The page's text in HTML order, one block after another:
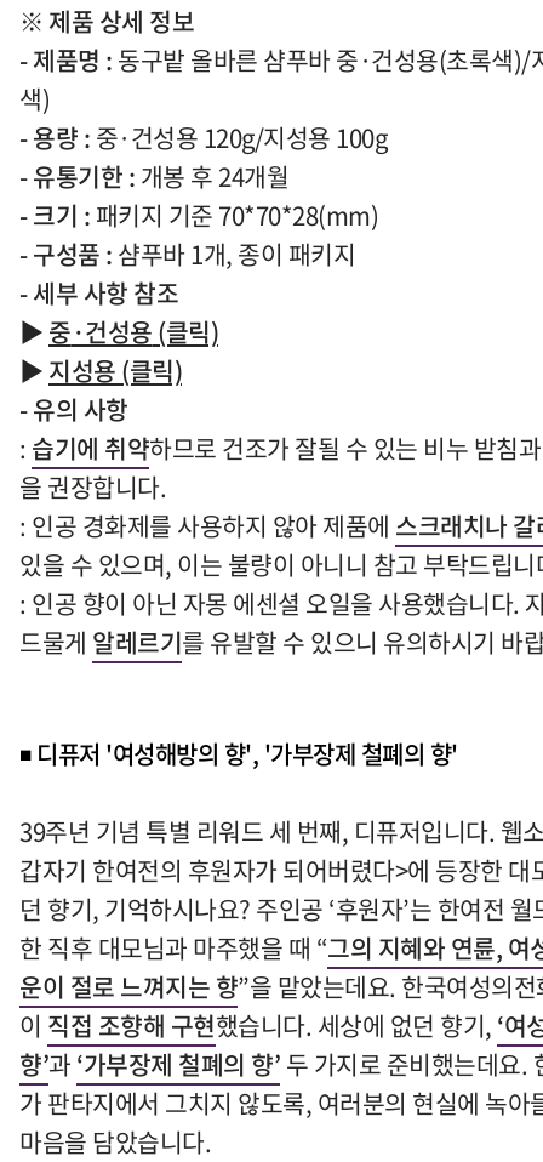
※ 제품 상세 정보
-제품명 :동구밭 올바른 샴푸바 중·건성용(초록색)/
색)
-용량:중·건성용120g/지성용100g
-유통기한:개봉 후24개월
-크기 :패키지 기준70*70*28(mm)
-구성품:샴푸바1개,종이 패키지
-세부 사항 참조
▶중·건성용(클릭)
▶지성용 (클릭)
-유의 사항
: 습기에 취약하므로 건조가 잘될 수 있는 비누 받침
을 권장합니다.
: 인공 경화제를 사용하지 않아 제품에 스크래치나
있을 수 있으며,이는 불량이 아니니 참고 부탁드립니
: 인공 향이 아닌 자몽 에센셜 오일을 사용했습니다.
드물게 알레르기를 유발할 수 있으니 유의하시기 바
◾디퓨저 '여성해방의 향', '가부장제 철폐의 향'
39주년 기념 특별 리워드 세 번째, 디퓨저입니다. 웹
갑자기 한여전의 후원자가 되어버렸다>에 등장한 대
던 향기,기억하시나요?주인공‘후원자’는 한여전 월
한 직후 대모님과 마주했을 때 “그의 지혜와 연륜,여
운이 절로 느껴지는 향”을 맡았는데요. 한국여성의
이 직접 조향해 구현했습니다. 세상에 없던 향기,‘여
향’과‘가부장제 철폐의 향’두 가지로 준비했는데요.
가 판타지에서 그치지 않도록,여러분의 현실에 녹아
마음을 담았습니다.